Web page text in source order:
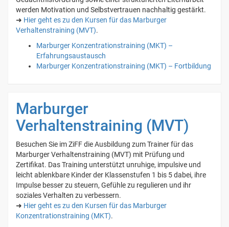
werden Motivation und Selbstvertrauen nachhaltig gestärkt.
➜ Hier geht es zu den Kursen für das Marburger
Verhaltenstraining (MVT).
Marburger Konzentrationstraining (MKT) –
Erfahrungsaustausch
Marburger Konzentrationstraining (MKT) – Fortbildung
Marburger
Verhaltenstraining (MVT)
Besuchen Sie im ZiFF die Ausbildung zum Trainer für das
Marburger Verhaltenstraining (MVT) mit Prüfung und
Zertifikat. Das Training unterstützt unruhige, impulsive und
leicht ablenkbare Kinder der Klassenstufen 1 bis 5 dabei, ihre
Impulse besser zu steuern, Gefühle zu regulieren und ihr
soziales Verhalten zu verbessern.
➜ Hier geht es zu den Kursen für das Marburger
Konzentrationstraining (MKT).